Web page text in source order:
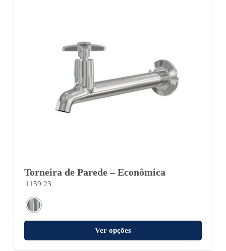
Torneira de Parede – Econômica
1159 23
Ver opções